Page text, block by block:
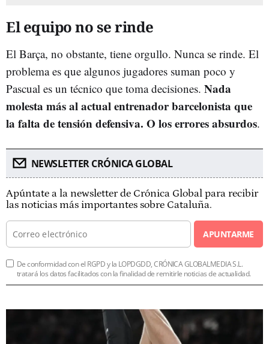
El equipo no se rinde
El Barça, no obstante, tiene orgullo. Nunca se rinde. El
problema es que algunos jugadores suman poco y
Pascual es un técnico que toma decisiones. Nada
molesta más al actual entrenador barcelonista que
la falta de tensión defensiva. O los errores absurdos.
NEWSLETTER CRÓNICA GLOBAL
Apúntate a la newsletter de Crónica Global para recibir
las noticias más importantes sobre Cataluña.
APUNTARME
De conformidad con el RGPD y la LOPDGDD, CRÓNICA GLOBALMEDIA S.L.
tratará los datos facilitados con la finalidad de remitirle noticias de actualidad.